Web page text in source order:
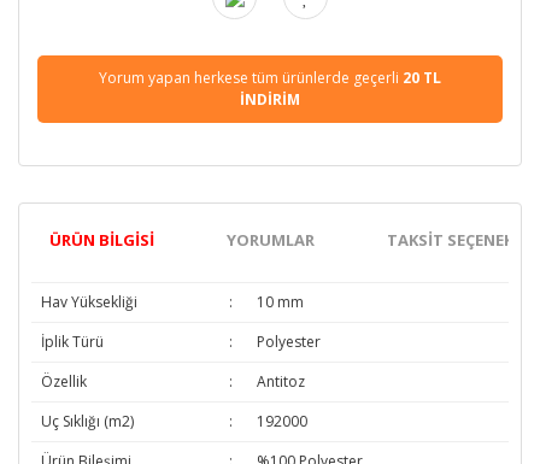
Yorum yapan herkese tüm ürünlerde geçerli 20 TL
İNDİRİM
ÜRÜN BILGISI YORUMLAR TAKSIT
Hav Yüksekliği :
10 mm
İplik Türü
:
Polyester
Özellik
:
Antitoz
Uç Sıklığı (m2)
:
192000